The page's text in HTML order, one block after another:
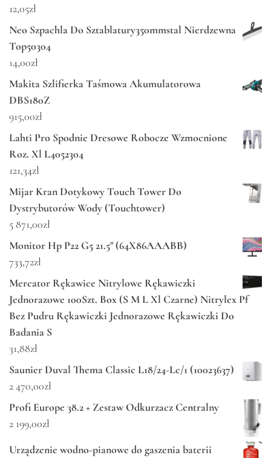
12,05zł
Neo Szpachla Do Sztablatury350mmstal Nierdzewna
Top50304
14,00zł
Makita Szlifierka Taśmowa Akumulatorowa
DBS180Z
915,00zł
Lahti Pro Spodnie Dresowe Robocze Wzmocnione
Roz. Xl L4052304
121,34zł
Mijar Kran Dotykowy Touch Tower Do
Dystrybutorów Wody (Touchtower)
5 871,00zł
Monitor Hp P22 G5 21.5" (64X86AAABB)
733,72zł
Mercator Rękawice Nitrylowe Rękawiczki
Jednorazowe 100Szt. Box (S M L Xl Czarne) Nitrylex Pf
Bez Pudru Rękawiczki Jednorazowe Rękawiczki Do
Badania S
31,88zł
Saunier Duval Thema Classic L18/24-Lc/1 (10023637)
2 470,00zł
Profi Europe 38.2 + Zestaw Odkurzacz Centralny
2 199,00zł
Urządzenie wodno-pianowe do gaszenia baterii